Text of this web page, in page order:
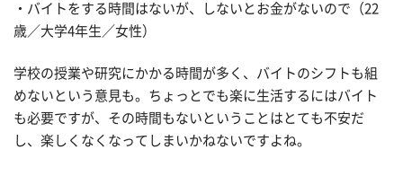
・バイトをする時間はないが、しないとお金がないので（22
歳／大学4年生／女性）
学校の授業や研究にかかる時間が多く、バイトのシフトも組
めないという意見も。ちょっとでも楽に生活するにはバイト
も必要ですが、その時間もないということはとても不安だ
し、楽しくなくなってしまいかねないですよね。